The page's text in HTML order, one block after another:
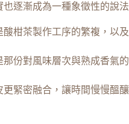
逐漸成為一種象徵性的說法
酸柑茶製作工序的繁複，以及
份對風味層次與熟成香氣的
緊密融合，讓時間慢慢醞釀